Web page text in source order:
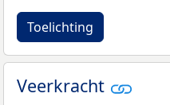
Toelichting
Veerkracht